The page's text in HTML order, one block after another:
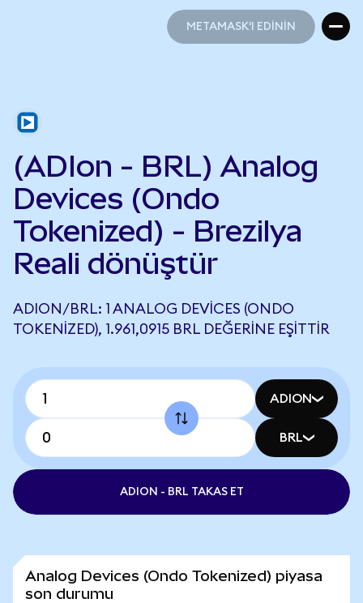
METAMASK'I EDİNİN
(ADIon - BRL) Analog
Devices (Ondo
Tokenized) - Brezilya
Reali dönüştür
ADION/BRL: 1 ANALOG DEVICES (ONDO
TOKENIZED), 1.961,0915 BRL DEĞERINE EŞITTIR
ADION
BRL
ADION - BRL TAKAS ET
Analog Devices (Ondo Tokenized) piyasa
son durumu